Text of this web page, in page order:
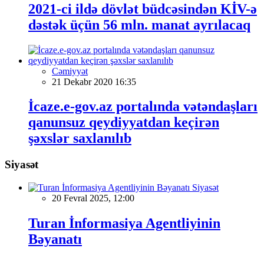
2021-ci ildə dövlət büdcəsindən KİV-ə
dəstək üçün 56 mln. manat ayrılacaq
Cəmiyyət
21 Dekabr 2020 16:35
İcaze.e-gov.az portalında vətəndaşları
qanunsuz qeydiyyatdan keçirən
şəxslər saxlanılıb
Siyasət
Siyasət
20 Fevral 2025, 12:00
Turan İnformasiya Agentliyinin
Bəyanatı